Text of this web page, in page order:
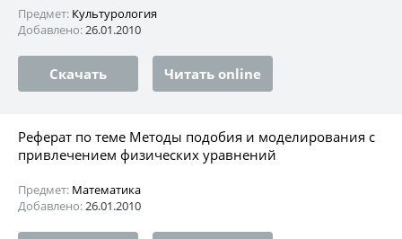
Предмет: Культурология
Добавлено:26.01.2010
Скачать Читать online
Реферат по теме Методы подобия и моделирования с
привлечением физических уравнений
Предмет: Математика
Добавлено:26.01.2010